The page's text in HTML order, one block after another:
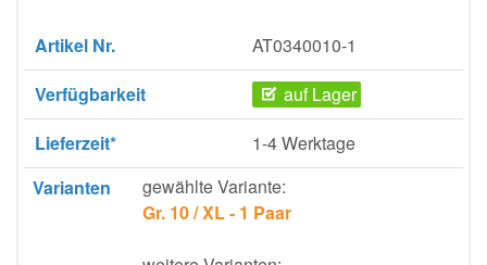
Artikel Nr.
AT0340010-1
Verfügbarkeit
auf Lager
Lieferzeit*
1-4 Werktage
Varianten
gewählte Variante:
Gr. 10 / XL - 1 Paar